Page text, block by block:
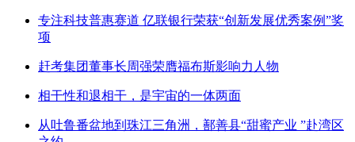
专注科技普惠赛道 亿联银行荣获“创新发展优秀案例”奖
项
赶考集团董事长周强荣膺福布斯影响力人物
相干性和退相干，是宇宙的一体两面
从吐鲁番盆地到珠江三角洲，鄯善县“甜蜜产业 ”赴湾区